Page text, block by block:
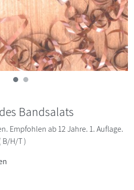
Bandsalats
Empfohlen ab 12 Jahre. 1. Auflage.
B/H/T )